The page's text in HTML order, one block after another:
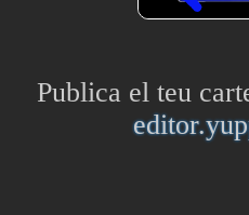
Publica el teu